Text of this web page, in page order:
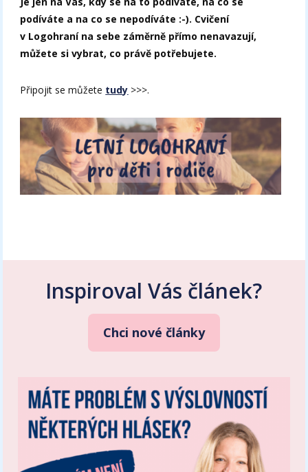
podíváte a na co se nepodíváte :-). Cvičení
v Logohraní na sebe záměrně přímo nenavazují,
můžete si vybrat, co právě potřebujete.
Připojit se můžete tudy >>>.
Inspiroval Vás článek?
Chci nové články